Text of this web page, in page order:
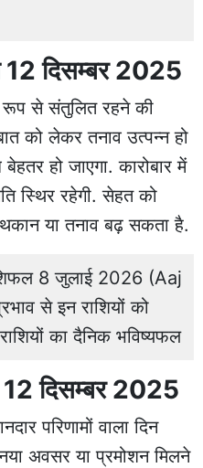
दिसम्बर 2025
रूप से संतुलित रहने की
को लेकर तनाव उत्पन्न हो
हो जाएगा. कारोबार में
स्थिर रहेगी. सेहत को
या तनाव बढ़ सकता है.
8 जुलाई 2026 (Aaj
से इन राशियों को
का दैनिक भविष्यफल
दिसम्बर 2025
परिणामों वाला दिन
अवसर या प्रमोशन मिलने